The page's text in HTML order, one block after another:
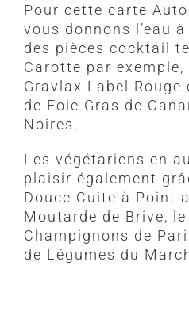
Pour cette carte
vous donnons l’eau
des pièces cocktail
Carotte par exemple,
Gravlax Label Rouge
de Foie Gras de
Noires.
Les végétariens en
plaisir également
Douce Cuite à Point
Moutarde de Brive,
Champignons de
de Légumes du